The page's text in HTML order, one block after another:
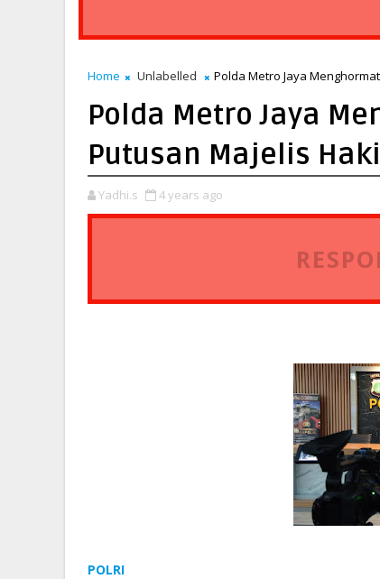
Home Unlabelled Polda Metro Jaya
Polda Metro Jaya
Putusan Majelis
Yadhi.s 4 years ago
POLRI